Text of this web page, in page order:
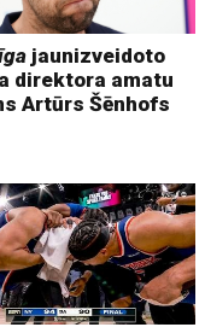
jaunizveidoto
direktora amatu
Artūrs Šēnhofs